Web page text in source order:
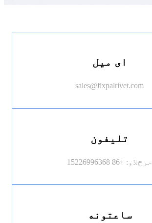
ای میل
sales@fixpalrivet.com
تلیفون
خرڅلاو: +86 15226996368
ساعتونه